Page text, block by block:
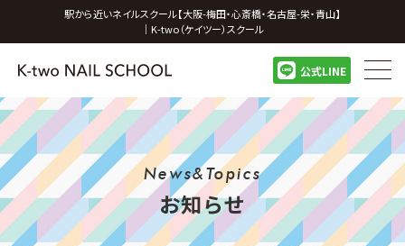
駅から近いネイルスクール【大阪-梅田・心斎橋・名古屋-栄・青山】
｜K-two（ケイツー）スクール
公式LINE
News&Topics
お知らせ